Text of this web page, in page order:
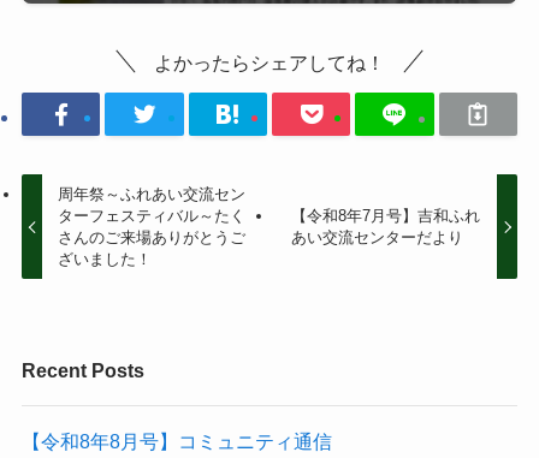
よかったらシェアしてね！
周年祭～ふれあい交流セン
ターフェスティバル～たく
さんのご来場ありがとうご
ざいました！
【令和8年7月号】吉和ふれ
あい交流センターだより
Recent Posts
【令和8年8月号】コミュニティ通信